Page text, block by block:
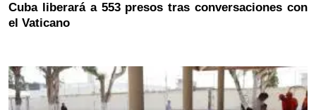
Cuba liberará a 553 presos tras conversaciones con
el Vaticano